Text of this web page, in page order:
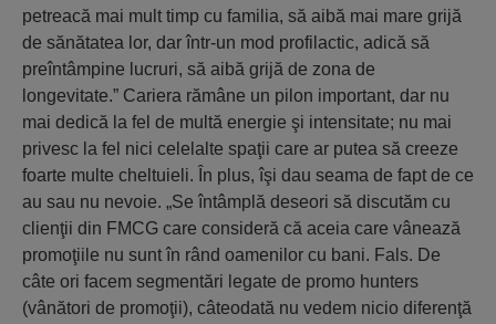
petreacă mai mult timp cu familia, să aibă mai mare grijă
de sănătatea lor, dar într-un mod profilactic, adică să
preîntâmpine lucruri, să aibă grijă de zona de
longevitate.” Cariera rămâne un pilon important, dar nu
mai dedică la fel de multă energie şi intensitate; nu mai
privesc la fel nici celelalte spaţii care ar putea să creeze
foarte multe cheltuieli. În plus, îşi dau seama de fapt de ce
au sau nu nevoie. „Se întâmplă deseori să discutăm cu
clienţii din FMCG care consideră că aceia care vânează
promoţiile nu sunt în rând oamenilor cu bani. Fals. De
câte ori facem segmentări legate de promo hunters
(vânători de promoţii), câteodată nu vedem nicio diferenţă